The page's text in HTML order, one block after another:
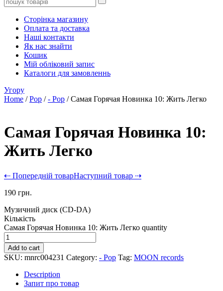
Сторінка магазину
Оплата та доставка
Наші контакти
Як нас знайти
Кошик
Мій обліковий запис
Каталоги для замовленнь
Угору
Home /Pop /- Pop / Самая Горячая Новинка 10: Жить Легко
Самая Горячая Новинка 10:
Жить Легко
⇠ Попередній товарНаступний товар ⇢
190 грн.
Музичний диск (CD-DA)
Кількість
Самая Горячая Новинка 10: Жить Легко quantity
Add to cart
SKU: mnrc004231 Category: - Pop Tag: MOON records
Description
Запит про товар